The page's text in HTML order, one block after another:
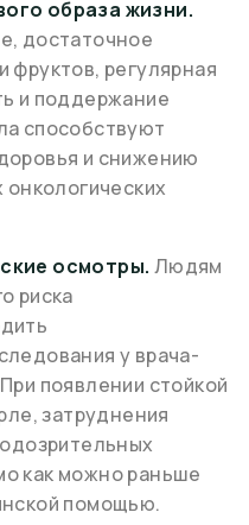
образа жизни.
достаточное
фруктов, регулярная
и поддержание
способствуют
и снижению
онкологических
осмотры. Людям
риска
у врача-
появлении стойкой
затруднения
как можно раньше
помощью.